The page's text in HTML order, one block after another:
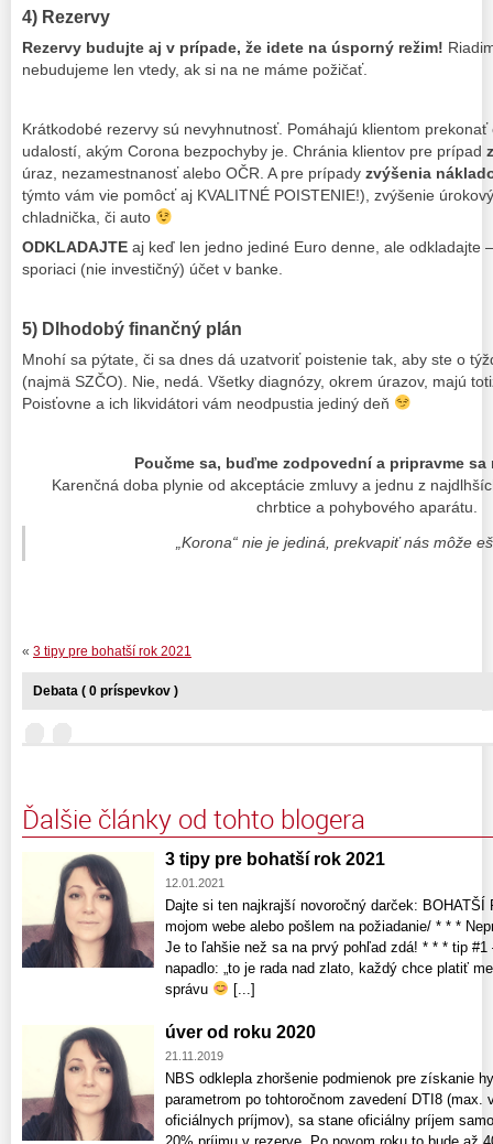
4) Rezervy
Rezervy budujte aj v prípade, že idete na úsporný režim!
nebudujeme len vtedy, ak si na ne máme požičať.
Krátkodobé rezervy sú nevyhnutnosť. Pomáhajú klientom
udalostí, akým Corona bezpochyby je. Chránia klientov pre prípad
úraz, nezamestnanosť alebo OČR. A pre prípady zvýšenia
týmto vám vie pomôcť aj KVALITNÉ POISTENIE!), zvýšenie
chladnička, či auto
ODKLADAJTE aj keď len jedno jediné Euro denne, ale odkladajte
sporiaci (nie investičný) účet v banke.
5) Dlhodobý finančný plán
Mnohí sa pýtate, či sa dnes dá uzatvoriť poistenie tak, aby ste o
(najmä SZČO). Nie, nedá. Všetky diagnózy, okrem úrazov, majú
Poisťovne a ich likvidátori vám neodpustia jediný deň
Poučme sa, buďme zodpovední a pripravme
Karenčná doba plynie od akceptácie zmluvy a jednu z
chrbtice a pohybového aparátu.
„Korona“ nie je jediná, prekvapiť nás môže
« 3 tipy pre bohatší rok 2021
Debata ( 0 príspevkov )
Ďalšie články od tohto blogera
3 tipy pre bohatší rok 2021
12.01.2021
Dajte si ten najkrajší novoročný darček:
mojom webe alebo pošlem na požiadanie/ * * *
Je to ľahšie než sa na prvý pohľad zdá! * * * tip
napadlo: „to je rada nad zlato, každý chce platiť
správu
[...]
úver od roku 2020
21.11.2019
NBS odklepla zhoršenie podmienok pre získanie
parametrom po tohtoročnom zavedení DTI8
oficiálnych príjmov), sa stane oficiálny príjem